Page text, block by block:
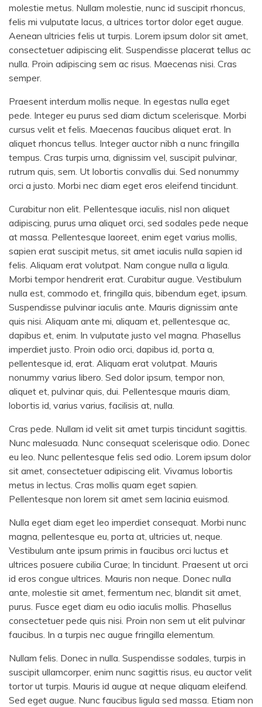
molestie metus. Nullam molestie, nunc id suscipit rhoncus,
felis mi vulputate lacus, a ultrices tortor dolor eget augue.
Aenean ultricies felis ut turpis. Lorem ipsum dolor sit amet,
consectetuer adipiscing elit. Suspendisse placerat tellus ac
nulla. Proin adipiscing sem ac risus. Maecenas nisi. Cras
semper.
Praesent interdum mollis neque. In egestas nulla eget
pede. Integer eu purus sed diam dictum scelerisque. Morbi
cursus velit et felis. Maecenas faucibus aliquet erat. In
aliquet rhoncus tellus. Integer auctor nibh a nunc fringilla
tempus. Cras turpis urna, dignissim vel, suscipit pulvinar,
rutrum quis, sem. Ut lobortis convallis dui. Sed nonummy
orci a justo. Morbi nec diam eget eros eleifend tincidunt.
Curabitur non elit. Pellentesque iaculis, nisl non aliquet
adipiscing, purus urna aliquet orci, sed sodales pede neque
at massa. Pellentesque laoreet, enim eget varius mollis,
sapien erat suscipit metus, sit amet iaculis nulla sapien id
felis. Aliquam erat volutpat. Nam congue nulla a ligula.
Morbi tempor hendrerit erat. Curabitur augue. Vestibulum
nulla est, commodo et, fringilla quis, bibendum eget, ipsum.
Suspendisse pulvinar iaculis ante. Mauris dignissim ante
quis nisi. Aliquam ante mi, aliquam et, pellentesque ac,
dapibus et, enim. In vulputate justo vel magna. Phasellus
imperdiet justo. Proin odio orci, dapibus id, porta a,
pellentesque id, erat. Aliquam erat volutpat. Mauris
nonummy varius libero. Sed dolor ipsum, tempor non,
aliquet et, pulvinar quis, dui. Pellentesque mauris diam,
lobortis id, varius varius, facilisis at, nulla.
Cras pede. Nullam id velit sit amet turpis tincidunt sagittis.
Nunc malesuada. Nunc consequat scelerisque odio. Donec
eu leo. Nunc pellentesque felis sed odio. Lorem ipsum dolor
sit amet, consectetuer adipiscing elit. Vivamus lobortis
metus in lectus. Cras mollis quam eget sapien.
Pellentesque non lorem sit amet sem lacinia euismod.
Nulla eget diam eget leo imperdiet consequat. Morbi nunc
magna, pellentesque eu, porta at, ultricies ut, neque.
Vestibulum ante ipsum primis in faucibus orci luctus et
ultrices posuere cubilia Curae; In tincidunt. Praesent ut orci
id eros congue ultrices. Mauris non neque. Donec nulla
ante, molestie sit amet, fermentum nec, blandit sit amet,
purus. Fusce eget diam eu odio iaculis mollis. Phasellus
consectetuer pede quis nisi. Proin non sem ut elit pulvinar
faucibus. In a turpis nec augue fringilla elementum.
Nullam felis. Donec in nulla. Suspendisse sodales, turpis in
suscipit ullamcorper, enim nunc sagittis risus, eu auctor velit
tortor ut turpis. Mauris id augue at neque aliquam eleifend.
Sed eget augue. Nunc faucibus ligula sed massa. Etiam non